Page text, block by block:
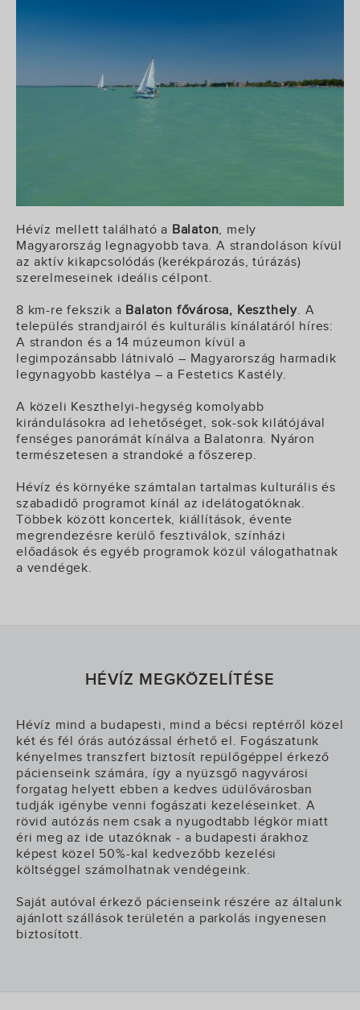
Hévíz mellett található a Balaton, mely
Magyarország legnagyobb tava. A strandoláson kívül
az aktív kikapcsolódás (kerékpározás, túrázás)
szerelmeseinek ideális célpont.
8 km-re fekszik a Balaton fővárosa, Keszthely. A
település strandjairól és kulturális kínálatáról híres:
A strandon és a 14 múzeumon kívül a
legimpozánsabb látnivaló – Magyarország harmadik
legynagyobb kastélya – a Festetics Kastély.
A közeli Keszthelyi-hegység komolyabb
kirándulásokra ad lehetőséget, sok-sok kilátójával
fenséges panorámát kínálva a Balatonra. Nyáron
természetesen a strandoké a főszerep.
Hévíz és környéke számtalan tartalmas kulturális és
szabadidő programot kínál az idelátogatóknak.
Többek között koncertek, kiállítások, évente
megrendezésre kerülő fesztiválok, színházi
előadások és egyéb programok közül válogathatnak
a vendégek.
HÉVÍZ MEGKÖZELÍTÉSE
Hévíz mind a budapesti, mind a bécsi reptérről közel
két és fél órás autózással érhető el. Fogászatunk
kényelmes transzfert biztosít repülőgéppel érkező
pácienseink számára, így a nyüzsgő nagyvárosi
forgatag helyett ebben a kedves üdülővárosban
tudják igénybe venni fogászati kezeléseinket. A
rövid autózás nem csak a nyugodtabb légkör miatt
éri meg az ide utazóknak - a budapesti árakhoz
képest közel 50%-kal kedvezőbb kezelési
költséggel számolhatnak vendégeink.
Saját autóval érkező pácienseink részére az általunk
ajánlott szállások területén a parkolás ingyenesen
biztosított.